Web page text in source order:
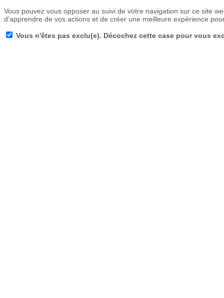
Vous pouvez vous opposer au suivi de votre navigation sur ce site
d'apprendre de vos actions et de créer une meilleure expérience
Vous n'êtes pas exclu(e). Décochez cette case pour vous